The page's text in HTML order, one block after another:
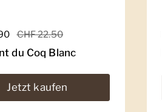
Preis
Sale-Preis
CHF 22.50
du Coq Blanc
Jetzt kaufen